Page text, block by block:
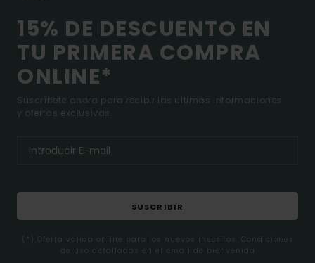
15% DE DESCUENTO EN
TU PRIMERA COMPRA
ONLINE*
Suscríbete ahora para recibir las ultimas informaciones
y ofertas exclusivas.
SUSCRIBIR
(*) Oferta valida online para los nuevos inscritos. Condiciones
de uso detalladas en el email de bienvenida